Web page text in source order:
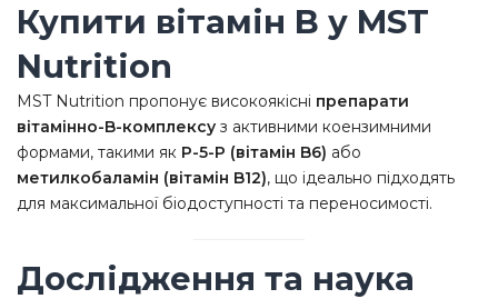
Купити вітамін B у MST
Nutrition
MST Nutrition пропонує високоякісні препарати
вітамінно-B-комплексу з активними коензимними
формами, такими як P-5-P (вітамін B6) або
метилкобаламін (вітамін B12), що ідеально підходять
для максимальної біодоступності та переносимості.
Дослідження та наука